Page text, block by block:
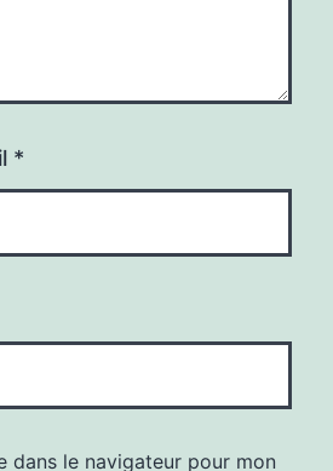
*
dans le navigateur pour mon